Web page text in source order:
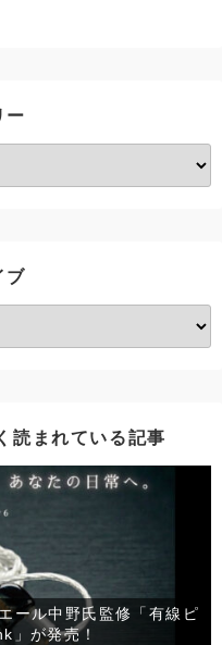
ー
ブ
読まれている記事
ール中野氏監修「有線ピ
」が発売！